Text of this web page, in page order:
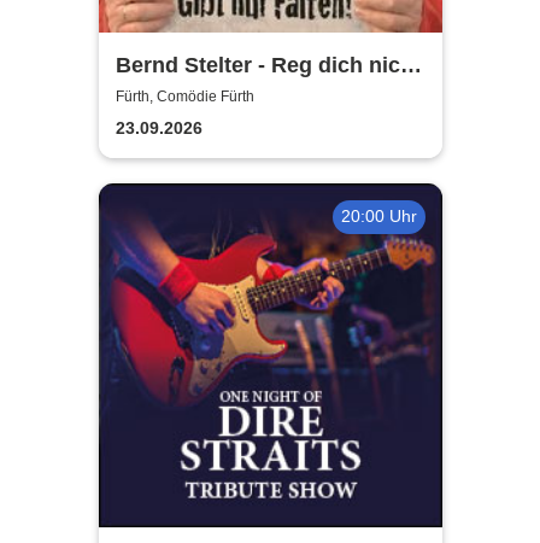
Bernd Stelter - Reg dich nicht
auf. Gibt nur Falten!
Fürth, Comödie Fürth
23.09.2026
20:00 Uhr